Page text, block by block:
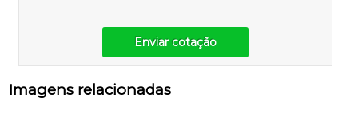
Enviar cotação
Imagens relacionadas